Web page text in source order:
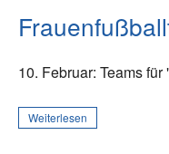
10. Februar: Teams
Weiterlesen